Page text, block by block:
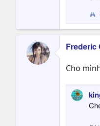
R
e
a
c
o
n
s
:
Frederic
Cho